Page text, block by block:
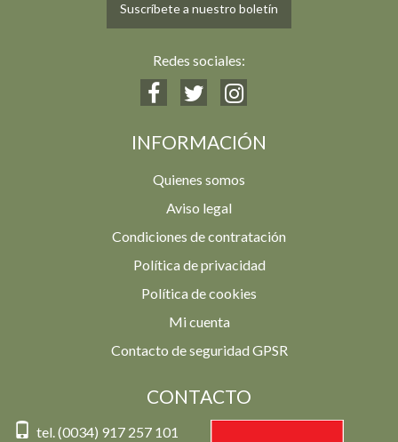
Suscríbete a nuestro boletín
Redes sociales:
INFORMACIÓN
Quienes somos
Aviso legal
Condiciones de contratación
Política de privacidad
Política de cookies
Mi cuenta
Contacto de seguridad GPSR
CONTACTO
tel. (0034) 917 257 101